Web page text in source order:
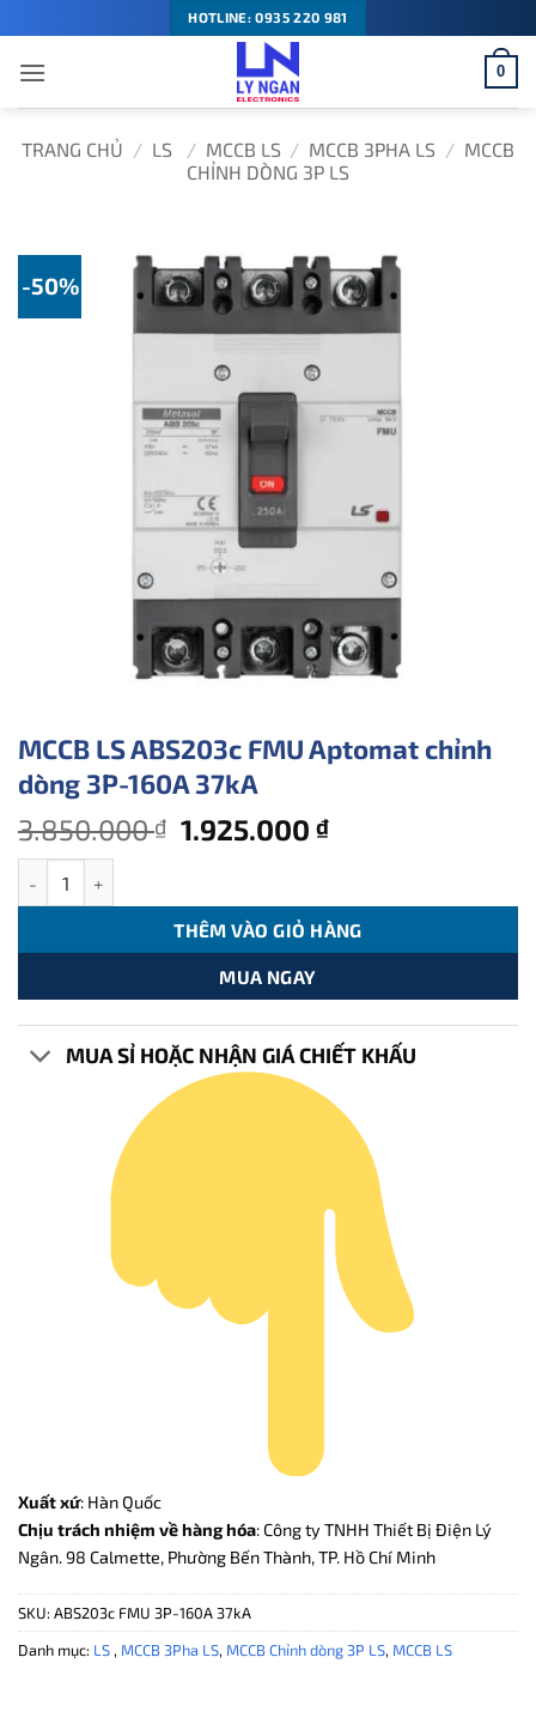
qua
nội
dung
HOTLINE: 0935 220 981
0
TRANG CHỦ / LS / MCCB LS / MCCB 3PHA LS / MCCB
CHỈNH DÒNG 3P LS
-50%
MCCB LS ABS203c FMU Aptomat chỉnh
dòng 3P-160A 37kA
3.850.000₫ Giá
3.850.000 ₫.
1.925.000₫Giá
là:
1.925.000 ₫.
THÊM VÀO GIỎ HÀNG
MUA NGAY
MUA SỈ HOẶC NHẬN GIÁ CHIẾT KHẤU
Xuất xứ: Hàn Quốc
Chịu trách nhiệm về hàng hóa: Công ty TNHH Thiết Bị Điện Lý
Ngân. 98 Calmette, Phường Bến Thành, TP. Hồ Chí Minh
SKU: ABS203c FMU 3P-160A 37kA
Danh mục: LS , MCCB 3Pha LS, MCCB Chỉnh dòng 3P LS, MCCB LS